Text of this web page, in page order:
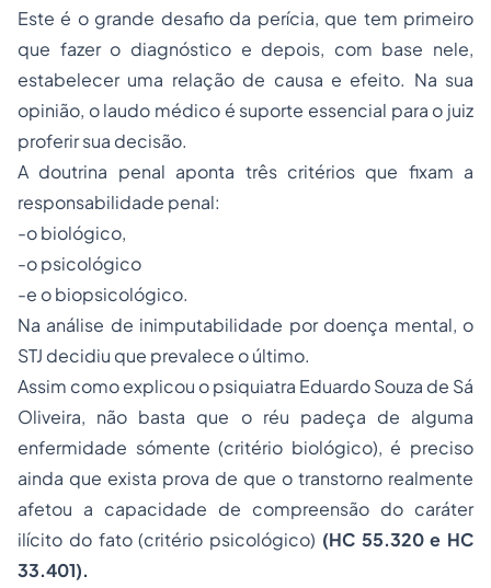
Este é o grande desafio da perícia, que tem primeiro
que fazer o diagnóstico e depois, com base nele,
estabelecer uma relação de causa e efeito. Na sua
opinião, o laudo médico é suporte essencial para o juiz
proferir sua decisão.
A doutrina penal aponta três critérios que fixam a
responsabilidade penal:
-o biológico,
-o psicológico
-e o biopsicológico.
Na análise de inimputabilidade por doença mental, o
STJ decidiu que prevalece o último.
Assim como explicou o psiquiatra Eduardo Souza de Sá
Oliveira, não basta que o réu padeça de alguma
enfermidade sómente (critério biológico), é preciso
ainda que exista prova de que o transtorno realmente
afetou a capacidade de compreensão do caráter
ilícito do fato (critério psicológico) (HC 55.320 e HC
33.401).